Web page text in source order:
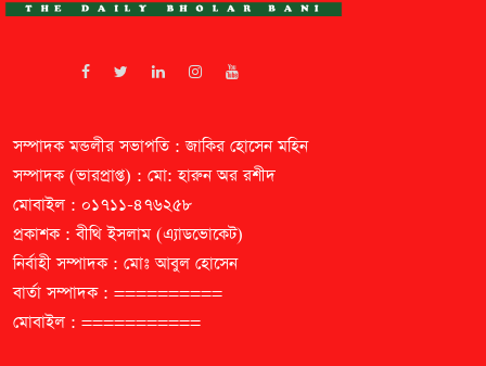
সম্পাদক মন্ডলীর সভাপতি : জাকির হোসেন মহিন
সম্পাদক (ভারপ্রাপ্ত) : মো: হারুন অর রশীদ
মোবাইল : ০১৭১১-৪৭৬২৫৮
প্রকাশক : বীথি ইসলাম (এ্যাডভোকেট)
নির্বাহী সম্পাদক : মোঃ আবুল হোসেন
বার্তা সম্পাদক : ==========
মোবাইল : ===========